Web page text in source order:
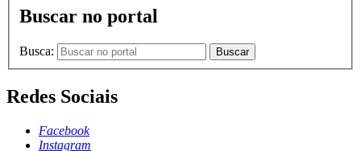
Buscar no portal
Busca: Buscar
Redes Sociais
Facebook
Instagram